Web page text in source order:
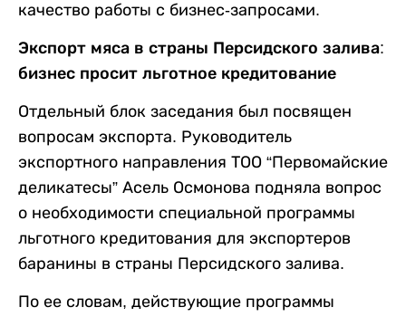
качество работы с бизнес-запросами.
Экспорт мяса в страны Персидского залива:
бизнес просит льготное кредитование
Отдельный блок заседания был посвящен
вопросам экспорта. Руководитель
экспортного направления ТОО “Первомайские
деликатесы” Асель Осмонова подняла вопрос
о необходимости специальной программы
льготного кредитования для экспортеров
баранины в страны Персидского залива.
По ее словам, действующие программы